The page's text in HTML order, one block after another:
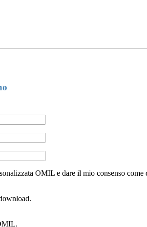
OMIL e dare il mio consenso come